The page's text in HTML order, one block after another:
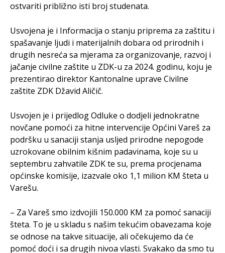
ostvariti približno isti broj studenata.
Usvojena je i Informacija o stanju priprema za zaštitu i
spašavanje ljudi i materijalnih dobara od prirodnih i
drugih nesreća sa mjerama za organizovanje, razvoj i
jačanje civilne zaštite u ZDK-u za 2024. godinu, koju je
prezentirao direktor Kantonalne uprave Civilne
zaštite ZDK Džavid Aličič.
Usvojen je i prijedlog Odluke o dodjeli jednokratne
novčane pomoći za hitne intervencije Općini Vareš za
podršku u sanaciji stanja usljed prirodne nepogode
uzrokovane obilnim kišnim padavinama, koje su u
septembru zahvatile ZDK te su, prema procjenama
općinske komisije, izazvale oko 1,1 milion KM šteta u
Varešu.
– Za Vareš smo izdvojili 150.000 KM za pomoć sanaciji
šteta. To je u skladu s našim tekućim obavezama koje
se odnose na takve situacije, ali očekujemo da će
pomoć doći i sa drugih nivoa vlasti. Svakako da smo tu